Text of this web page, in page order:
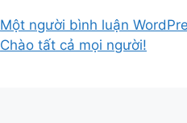
Một người bình luận
Chào tất cả mọi người!